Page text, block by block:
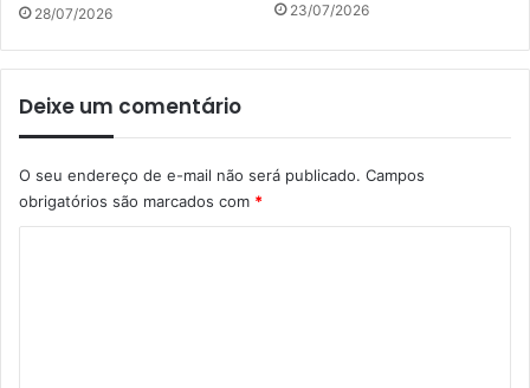
28/07/2026 23/07/2026
Deixe um comentário
O seu endereço de e-mail não será publicado. Campos
obrigatórios são marcados com *